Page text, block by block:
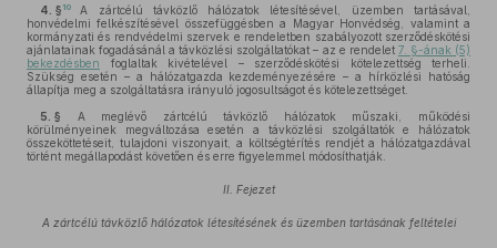
4. § 10
A zártcélú távközlő hálózatok létesítésével, üzemben tartásával,
honvédelmi felkészítésével összefüggésben a Magyar Honvédség, valamint a
kormányzati és rendvédelmi szervek e rendeletben szabályozott szerződéskötési
ajánlatainak fogadásánál a távközlési szolgáltatókat – az e rendelet 7. §-ának (5)
bekezdésben foglaltak kivételével – szerződéskötési kötelezettség terheli.
Szükség esetén – a hálózatgazda kezdeményezésére – a hírközlési hatóság
állapítja meg a szolgáltatásra irányuló jogosultságot és kötelezettséget.
5. § A meglévő zártcélú távközlő hálózatok műszaki, működési
körülményeinek megváltozása esetén a távközlési szolgáltatók e hálózatok
összeköttetéseit, tulajdoni viszonyait, a költségtérítés rendjét a hálózatgazdával
történt megállapodást követően és erre figyelemmel módosíthatják.
II. Fejezet
A zártcélú távközlő hálózatok létesítésének és üzemben tartásának feltételei